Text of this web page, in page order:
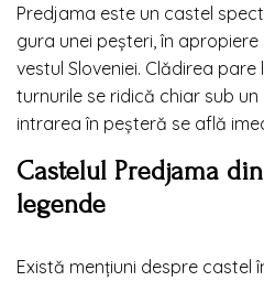
Predjama este un castel
gura unei peșteri, în
vestul Sloveniei. Clădirea
turnurile se ridică chiar sub
intrarea în peșteră se află
Castelul Predjama
legende
Există mențiuni despre castel